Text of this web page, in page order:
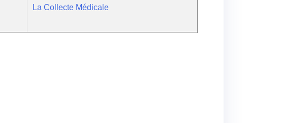
La Collecte Médicale